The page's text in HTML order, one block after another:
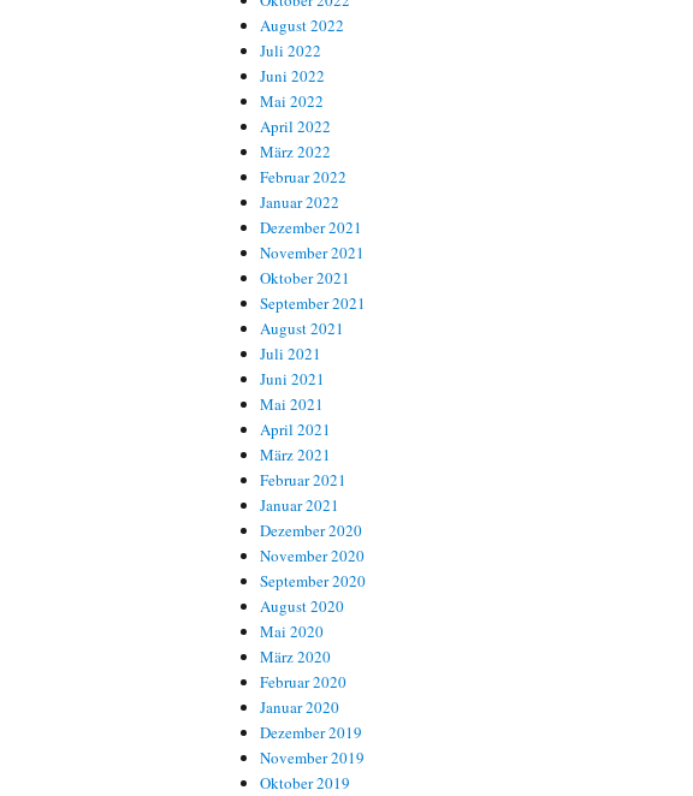
August 2022
Juli 2022
Juni 2022
Mai 2022
April 2022
März 2022
Februar 2022
Januar 2022
Dezember 2021
November 2021
Oktober 2021
September 2021
August 2021
Juli 2021
Juni 2021
Mai 2021
April 2021
März 2021
Februar 2021
Januar 2021
Dezember 2020
November 2020
September 2020
August 2020
Mai 2020
März 2020
Februar 2020
Januar 2020
Dezember 2019
November 2019
Oktober 2019